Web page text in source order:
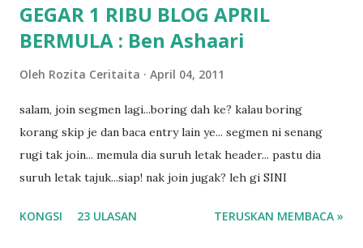
GEGAR 1 RIBU BLOG APRIL
BERMULA : Ben Ashaari
Oleh Rozita Ceritaita April 04, 2011
salam, join segmen lagi...boring dah ke? kalau boring
korang skip je dan baca entry lain ye... segmen ni senang
rugi tak join... memula dia suruh letak header... pastu dia
suruh letak tajuk...siap! nak join jugak? leh gi SINI
KONGSI 23 ULASAN TERUSKAN MEMBACA »